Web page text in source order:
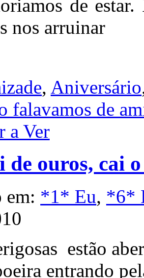
de
nos arruinar
, Aniversário
falavamos de
a Ver
de ouros, cai
em: *1* Eu, *6*
estão
entrando